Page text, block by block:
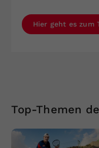
Hier geht es zum
Top-Themen